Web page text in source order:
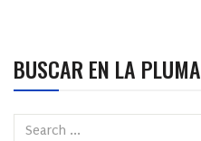
BUSCAR EN LA PLUMA